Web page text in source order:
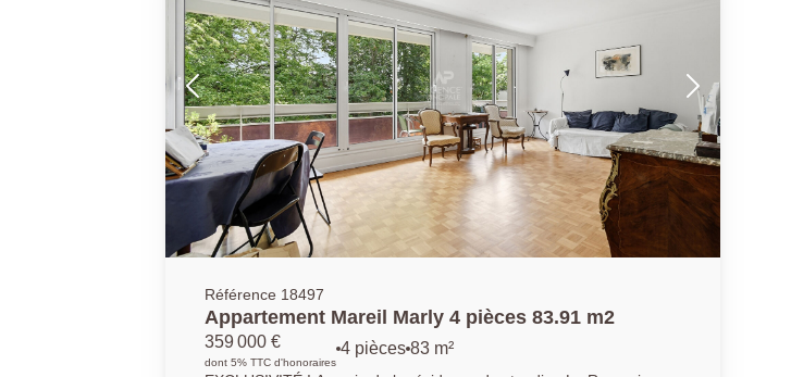
Référence 18497
Appartement Mareil Marly 4 pièces 83.91 m2
359 000 €
dont 5% TTC d'honoraires
4 pièces 83 m²